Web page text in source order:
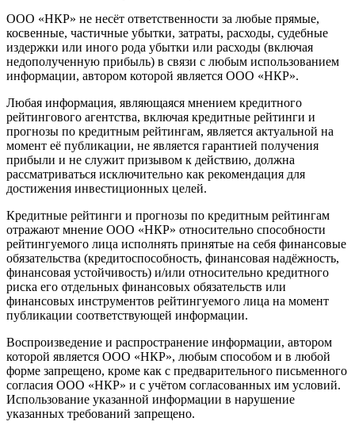
ООО «НКР» не несёт ответственности за любые прямые,
косвенные, частичные убытки, затраты, расходы, судебные
издержки или иного рода убытки или расходы (включая
недополученную прибыль) в связи с любым использованием
информации, автором которой является ООО «НКР».
Любая информация, являющаяся мнением кредитного
рейтингового агентства, включая кредитные рейтинги и
прогнозы по кредитным рейтингам, является актуальной на
момент её публикации, не является гарантией получения
прибыли и не служит призывом к действию, должна
рассматриваться исключительно как рекомендация для
достижения инвестиционных целей.
Кредитные рейтинги и прогнозы по кредитным рейтингам
отражают мнение ООО «НКР» относительно способности
рейтингуемого лица исполнять принятые на себя финансовые
обязательства (кредитоспособность, финансовая надёжность,
финансовая устойчивость) и/или относительно кредитного
риска его отдельных финансовых обязательств или
финансовых инструментов рейтингуемого лица на момент
публикации соответствующей информации.
Воспроизведение и распространение информации, автором
которой является ООО «НКР», любым способом и в любой
форме запрещено, кроме как с предварительного письменного
согласия ООО «НКР» и с учётом согласованных им условий.
Использование указанной информации в нарушение
указанных требований запрещено.